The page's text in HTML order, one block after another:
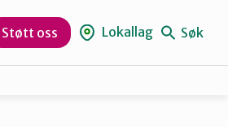
Støtt oss Lokallag Søk